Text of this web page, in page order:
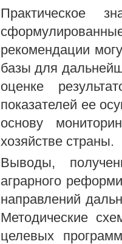
Практическое
рекомендации
базы для
оценке
показателей ее
основу
хозяйстве страны.
Выводы,
аграрного
направлений
Методические
целевых